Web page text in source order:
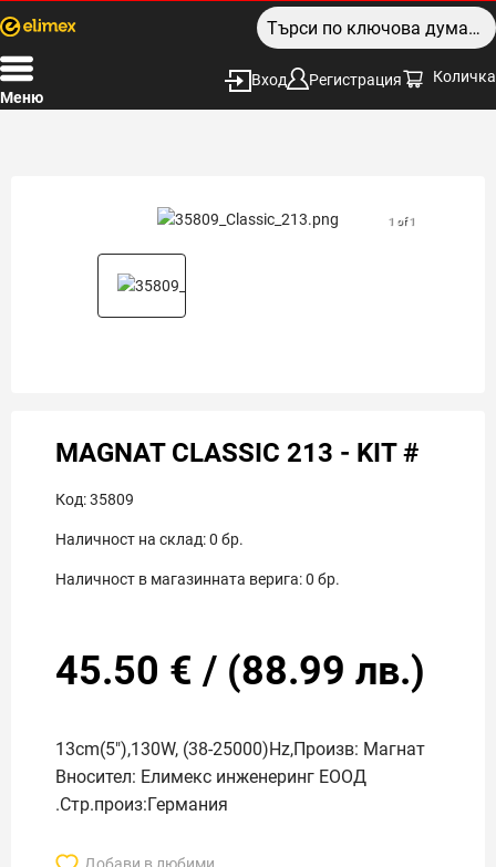
Меню
Вход Регистрация Количка
1 of 1
MAGNAT CLASSIC 213 - KIT #
Код:35809
Наличност на склад:0 бр.
Наличност в магазинната верига:0 бр.
45.50 € / (88.99 лв.)
13cm(5"),130W, (38-25000)Hz,Произв: Магнат
Вносител: Елимекс инженеринг ЕООД
.Стр.произ:Германия